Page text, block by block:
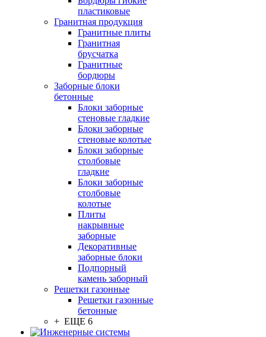
пластиковые
Гранитная продукция
Гранитные плиты
Гранитная
брусчатка
Гранитные
бордюры
Заборные блоки
бетонные
Блоки заборные
стеновые гладкие
Блоки заборные
стеновые колотые
Блоки заборные
столбовые
гладкие
Блоки заборные
столбовые
колотые
Плиты
накрывные
заборные
Декоративные
заборные блоки
Подпорный
камень заборный
Решетки газонные
Решетки газонные
бетонные
+ ЕЩЕ 6